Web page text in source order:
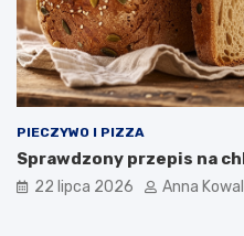
PIECZYWO I PIZZA
Sprawdzony przepis na
22 lipca 2026 Anna